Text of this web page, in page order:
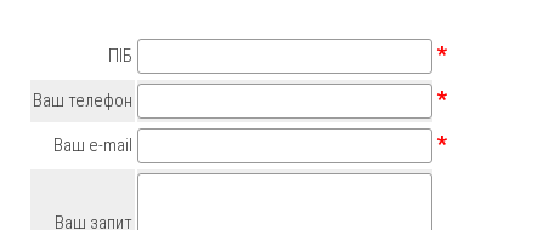
ПІБ *
Ваш телефон *
Ваш e-mail *
Ваш запит